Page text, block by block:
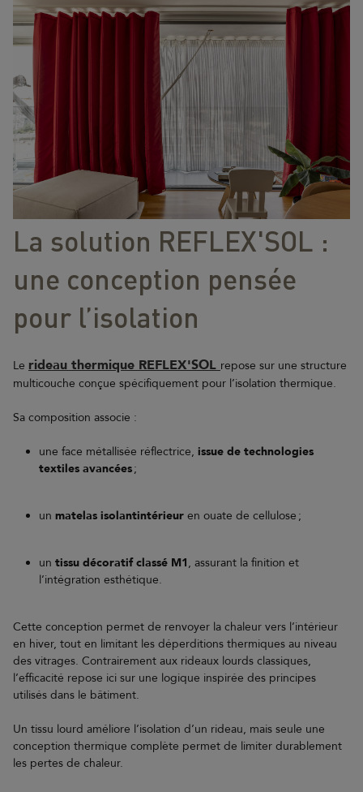
La solution REFLEX'SOL :
une conception pensée
pour l’isolation
Le rideau thermique REFLEX'SOL repose sur une structure
multicouche conçue spécifiquement pour l’isolation thermique.
Sa composition associe :
une face métallisée réflectrice, issue de technologies
textiles avancées;
un matelas isolantintérieur en ouate de cellulose ;
un tissu décoratif classé M1, assurant la finition et
l’intégration esthétique.
Cette conception permet de renvoyer la chaleur vers l’intérieur
en hiver, tout en limitant les déperditions thermiques au niveau
des vitrages. Contrairement aux rideaux lourds classiques,
l’efficacité repose ici sur une logique inspirée des principes
utilisés dans le bâtiment.
Un tissu lourd améliore l’isolation d’un rideau, mais seule une
conception thermique complète permet de limiter durablement
les pertes de chaleur.